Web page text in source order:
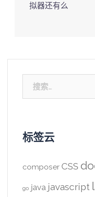
拟器还有么
索：
标签云
composer CSS
go java javascript